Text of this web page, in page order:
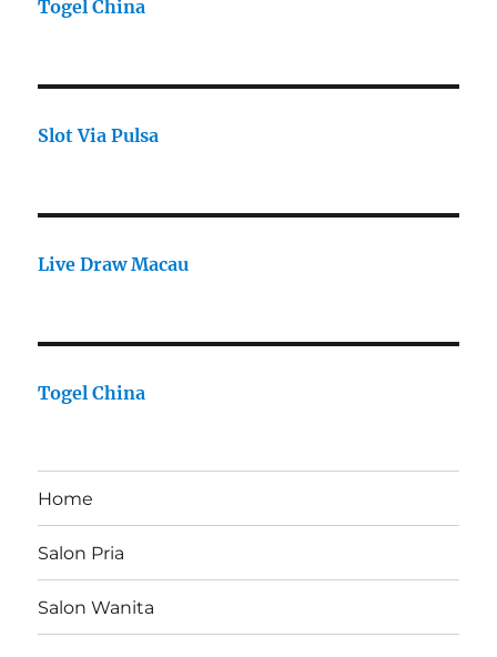
Togel China
Slot Via Pulsa
Live Draw Macau
Togel China
Home
Salon Pria
Salon Wanita